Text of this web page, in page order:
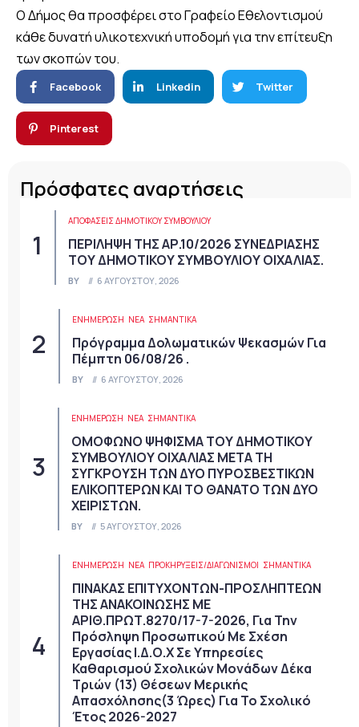
Ο Δήμος θα προσφέρει στο Γραφείο Εθελοντισμού
κάθε δυνατή υλικοτεχνική υποδομή για την επίτευξη
των σκοπών του.
Facebook Linkedin Twitter
Pinterest
Πρόσφατες αναρτήσεις
ΑΠΟΦΆΣΕΙΣ ΔΗΜΟΤΙΚΟΎ ΣΥΜΒΟΥΛΊΟΥ
ΠΕΡΙΛΗΨΗ ΤΗΣ ΑΡ.10/2026 ΣΥΝΕΔΡΙΑΣΗΣ
ΤΟΥ ΔΗΜΟΤΙΚΟΥ ΣΥΜΒΟΥΛΙΟΥ ΟΙΧΑΛΙΑΣ.
BY 6 ΑΥΓΟΎΣΤΟΥ, 2026
ΕΝΗΜΕΡΩΣΗ ΝΈΑ ΣΗΜΑΝΤΙΚΆ
Πρόγραμμα Δολωματικών Ψεκασμών Για
Πέμπτη 06/08/26 .
BY 6 ΑΥΓΟΎΣΤΟΥ, 2026
ΕΝΗΜΕΡΩΣΗ ΝΈΑ ΣΗΜΑΝΤΙΚΆ
ΟΜΟΦΩΝΟ ΨΗΦΙΣΜΑ ΤΟΥ ΔΗΜΟΤΙΚΟΥ
ΣΥΜΒΟΥΛΙΟΥ ΟΙΧΑΛΙΑΣ ΜΕΤΑ ΤΗ
ΣΥΓΚΡΟΥΣΗ ΤΩΝ ΔΥΟ ΠΥΡΟΣΒΕΣΤΙΚΩΝ
ΕΛΙΚΟΠΤΕΡΩΝ ΚΑΙ ΤΟ ΘΑΝΑΤΟ ΤΩΝ ΔΥΟ
ΧΕΙΡΙΣΤΩΝ.
BY 5 ΑΥΓΟΎΣΤΟΥ, 2026
ΕΝΗΜΕΡΩΣΗ ΝΈΑ ΠΡΟΚΗΡΎΞΕΙΣ/ΔΙΑΓΩΝΙΣΜΟΊ ΣΗΜΑΝΤΙΚΆ
ΠΙΝΑΚΑΣ ΕΠΙΤΥΧΟΝΤΩΝ-ΠΡΟΣΛΗΠΤΕΩΝ
ΤΗΣ ΑΝΑΚΟΙΝΩΣΗΣ ΜΕ
ΑΡΙΘ.ΠΡΩΤ.8270/17-7-2026, Για Την
Πρόσληψη Προσωπικού Με Σχέση
Εργασίας Ι.Δ.Ο.Χ Σε Υπηρεσίες
Καθαρισμού Σχολικών Μονάδων Δέκα
Τριών (13) Θέσεων Μερικής
Απασχόλησης(3 Ώρες) Για Το Σχολικό
Έτος 2026-2027